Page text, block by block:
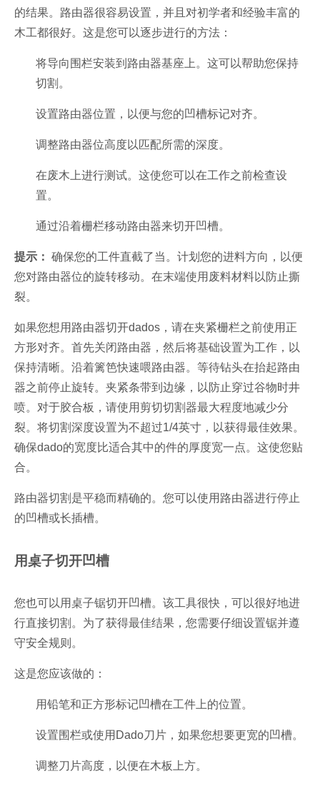
的结果。路由器很容易设置，并且对初学者和经验丰富的
木工都很好。这是您可以逐步进行的方法：
将导向围栏安装到路由器基座上。这可以帮助您保持
切割。
设置路由器位置，以便与您的凹槽标记对齐。
调整路由器位高度以匹配所需的深度。
在废木上进行测试。这使您可以在工作之前检查设
置。
通过沿着栅栏移动路由器来切开凹槽。
提示： 确保您的工件直截了当。计划您的进料方向，以便
您对路由器位的旋转移动。在末端使用废料材料以防止撕
裂。
如果您想用路由器切开dados，请在夹紧栅栏之前使用正
方形对齐。首先关闭路由器，然后将基础设置为工作，以
保持清晰。沿着篱笆快速喂路由器。等待钻头在抬起路由
器之前停止旋转。夹紧条带到边缘，以防止穿过谷物时井
喷。对于胶合板，请使用剪切切割器最大程度地减少分
裂。将切割深度设置为不超过1/4英寸，以获得最佳效果。
确保dado的宽度比适合其中的件的厚度宽一点。这使您贴
合。
路由器切割是平稳而精确的。您可以使用路由器进行停止
的凹槽或长插槽。
用桌子切开凹槽
您也可以用桌子锯切开凹槽。该工具很快，可以很好地进
行直接切割。为了获得最佳结果，您需要仔细设置锯并遵
守安全规则。
这是您应该做的：
用铅笔和正方形标记凹槽在工件上的位置。
设置围栏或使用Dado刀片，如果您想要更宽的凹槽。
调整刀片高度，以便在木板上方。